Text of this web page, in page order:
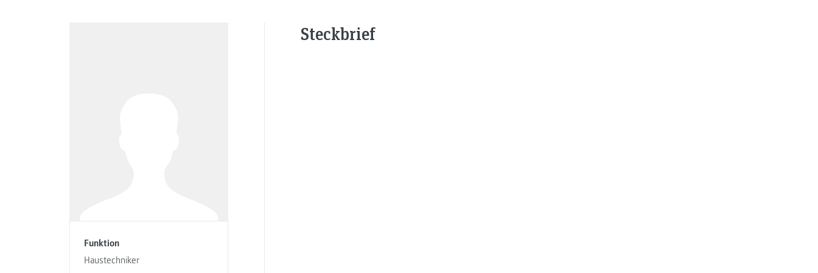
Funktion
Haustechniker
Steckbrief